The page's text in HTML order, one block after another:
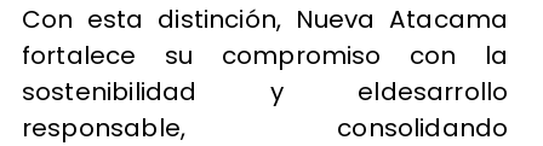
Con esta distinción, Nueva Atacama
fortalece su compromiso con la
sostenibilidad y eldesarrollo
responsable, consolidando